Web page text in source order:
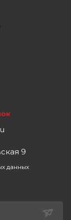
9
данных